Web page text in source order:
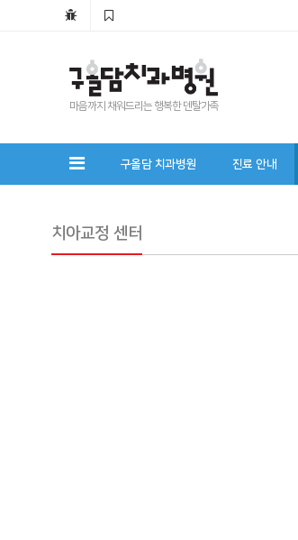
마음까지 채워드리는 행복한 덴탈가족
구올담 치과병원 진료 안내
치아교정 센터